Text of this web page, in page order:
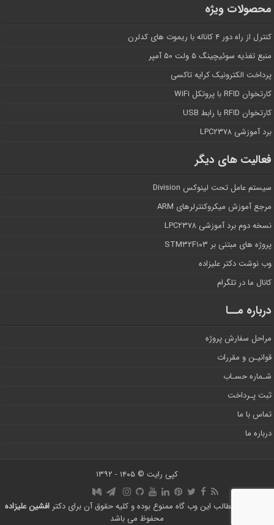
محصولات ویژه
کنترل از راه دور ۴ کاناله با ریموت های کدلرن
منبع تغذیه سوئیچینگ ۵ ولت ۵۰ آمپر
پرداخت الکترونیک کرایه تاکسی
کارتخوان RFID با پروتکل WiFi
کارتخوان RFID با رابط USB
برد آموزشی LPC۲۳۷۸
فعالیت های دیگر
سیستم عامل تحت لینوکس Division
مرجع آموزش میکروکنترلرهای ARM
نسخه دوم برد آموزشی LPC۲۳۷۸
پروژه های مبتنی بر STM۳۲F۱۰۳
وب نوشت دکتر علیزاده
کانال ما در تلگرام
درباره مــا
مراحل سفارش پروژه
قوانیـن و مقررات
شـماره حسـاب
ثبت پـرداخت
تماس با ما
درباره ما
کپی رایت © ۱۴۰۵ - ۱۳۹۲
استفاده از مطالب این وب گاه ممنوع بوده و کلیه حقوق آن برای دکترافشین علیزاده
محفوظ می باشد